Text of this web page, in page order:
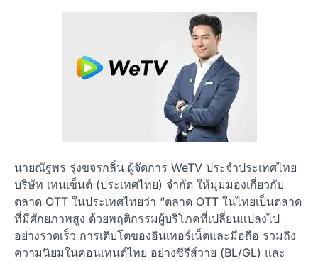
นายณัฐพร รุ่งขจรกลิ่น ผู้จัดการ WeTV ประจำประเทศไทย
บริษัท เทนเซ็นต์ (ประเทศไทย) จำกัด ให้มุมมองเกี่ยวกับ
ตลาด OTT ในประเทศไทยว่า “ตลาด OTT ในไทยเป็นตลาด
ที่มีศักยภาพสูง ด้วยพฤติกรรมผู้บริโภคที่เปลี่ยนแปลงไป
อย่างรวดเร็ว การเติบโตของอินเทอร์เน็ตและมือถือ รวมถึง
ความนิยมในคอนเทนต์ไทย อย่างซีรีส์วาย (BL/GL) และ